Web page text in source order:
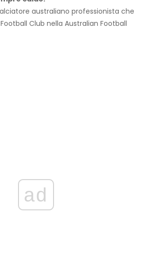
australiano professionista che
Club nella Australian Football
ad